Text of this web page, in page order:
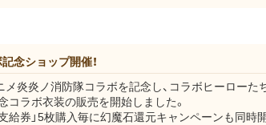
念ショップ開催！
メ炎炎ノ消防隊コラボを記念し、コラボヒーロー
コラボ衣装の販売を開始しました。
給券」5枚購入毎に幻魔石還元キャンペーンも同時